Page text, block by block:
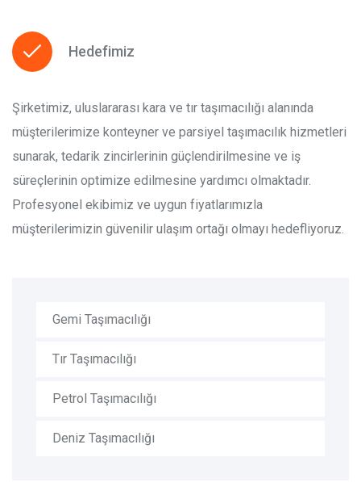
Gemi Taşımacılığı
Tır Taşımacılığı
Petrol Taşımacılığı
Deniz Taşımacılığı
Hedefimiz
Şirketimiz, uluslararası kara ve tır taşımacılığı alanında
müşterilerimize konteyner ve parsiyel taşımacılık hizmetleri
sunarak, tedarik zincirlerinin güçlendirilmesine ve iş
süreçlerinin optimize edilmesine yardımcı olmaktadır.
Profesyonel ekibimiz ve uygun fiyatlarımızla
müşterilerimizin güvenilir ulaşım ortağı olmayı hedefliyoruz.